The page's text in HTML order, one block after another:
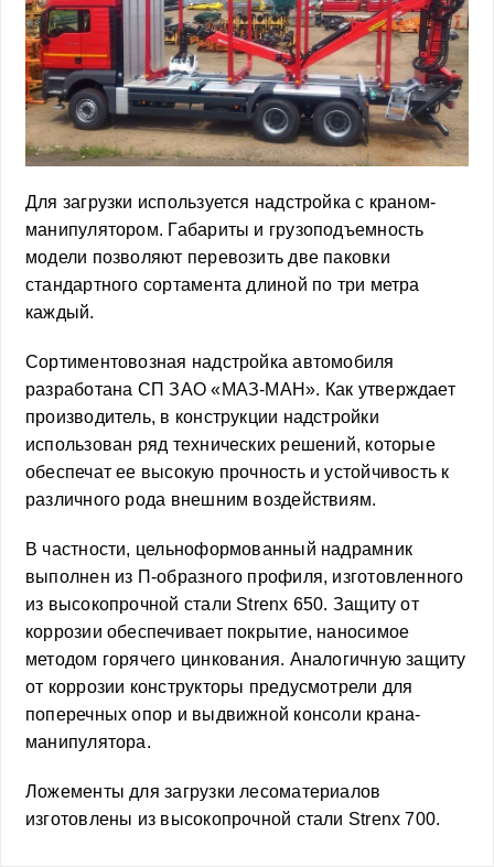
Для загрузки используется надстройка с краном-
манипулятором. Габариты и грузоподъемность
модели позволяют перевозить две паковки
стандартного сортамента длиной по три метра
каждый.
Сортиментовозная надстройка автомобиля
разработана СП ЗАО «МАЗ-МАН». Как утверждает
производитель, в конструкции надстройки
использован ряд технических решений, которые
обеспечат ее высокую прочность и устойчивость к
различного рода внешним воздействиям.
В частности, цельноформованный надрамник
выполнен из П-образного профиля, изготовленного
из высокопрочной стали Strenx 650. Защиту от
коррозии обеспечивает покрытие, наносимое
методом горячего цинкования. Аналогичную защиту
от коррозии конструкторы предусмотрели для
поперечных опор и выдвижной консоли крана-
манипулятора.
Ложементы для загрузки лесоматериалов
изготовлены из высокопрочной стали Strenx 700.